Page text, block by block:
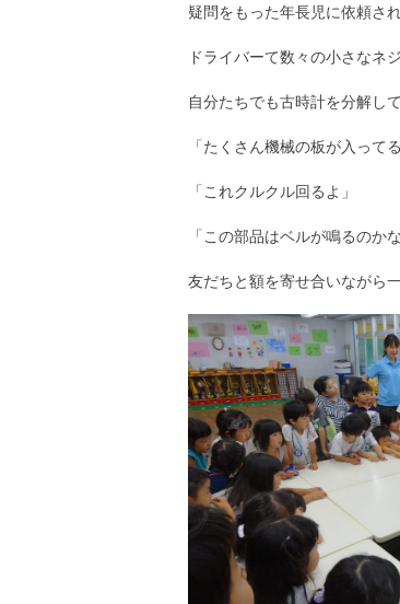
疑問をもった年長児に依頼さ
ドライバーて数々の小さなネ
自分たちでも古時計を分解し
「たくさん機械の板が入ってる
「これクルクル回るよ」
「この部品はベルが鳴るのかな
友だちと額を寄せ合いながら